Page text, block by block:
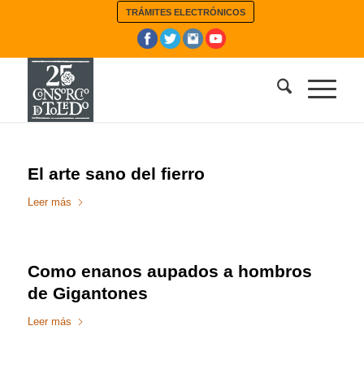
TRÁMITES ELECTRÓNICOS
El arte sano del fierro
Leer más
Como enanos aupados a hombros
de Gigantones
Leer más